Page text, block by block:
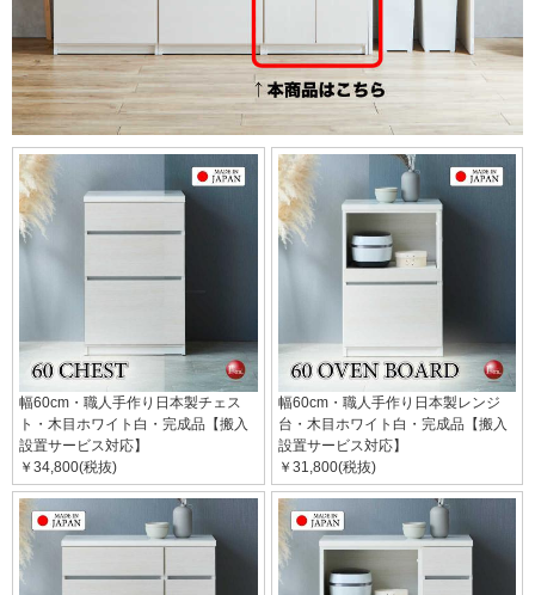
幅60cm・職人手作り日本製チェス
ト・木目ホワイト白・完成品【搬入
設置サービス対応】
￥34,800(税抜)
幅60cm・職人手作り日本製レンジ
台・木目ホワイト白・完成品【搬入
設置サービス対応】
￥31,800(税抜)